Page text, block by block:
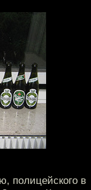
полицейского в